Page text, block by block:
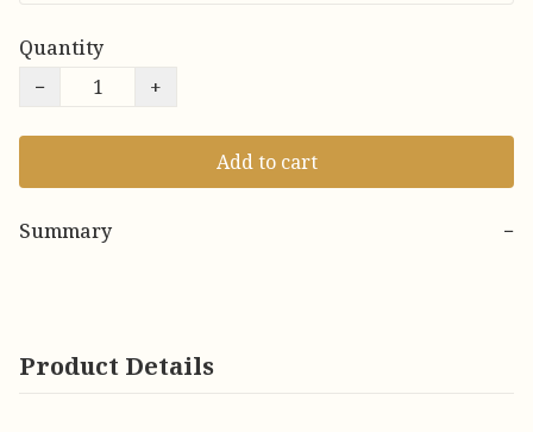
Quantity
−
+
Add to cart
Summary −
Product Details